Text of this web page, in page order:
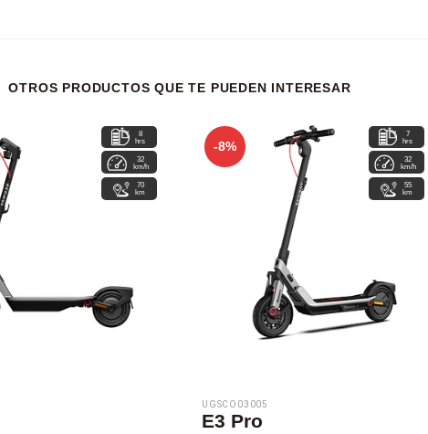
OTROS PRODUCTOS QUE TE PUEDEN INTERESAR
8
hrs
32
km/h
70
km
-8%
7
hrs
32
km/h
55
km
UGSCO03005
E3 Pro